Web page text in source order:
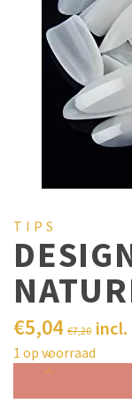
TIPS
€7,20
€5,04
1 op voorraad